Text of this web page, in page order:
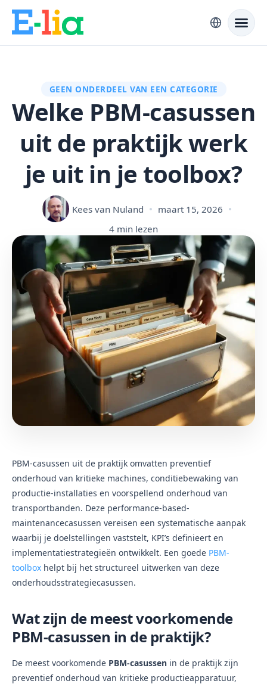
GEEN ONDERDEEL VAN EEN CATEGORIE
Welke PBM-casussen
uit de praktijk werk
je uit in je toolbox?
Kees van Nuland
maart 15, 2026
4 min lezen
PBM-casussen uit de praktijk omvatten preventief
onderhoud van kritieke machines, conditiebewaking van
productie-installaties en voorspellend onderhoud van
transportbanden. Deze performance-based-
maintenancecasussen vereisen een systematische aanpak
waarbij je doelstellingen vaststelt, KPI’s definieert en
implementatiestrategieën ontwikkelt. Een goede PBM-
toolbox helpt bij het structureel uitwerken van deze
onderhoudsstrategiecasussen.
Wat zijn de meest voorkomende
PBM-casussen in de praktijk?
De meest voorkomende PBM-casussen in de praktijk zijn
preventief onderhoud van kritieke productieapparatuur,